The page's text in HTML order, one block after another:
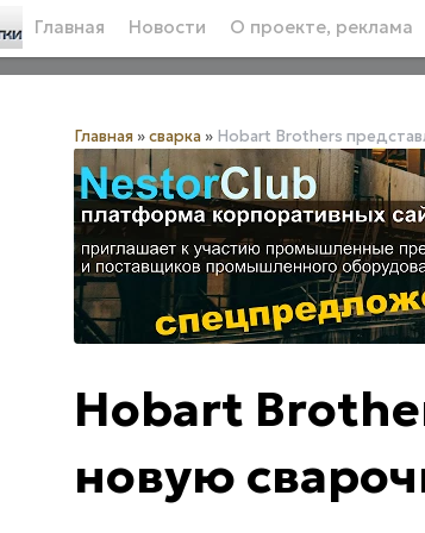
Главная Новости О проекте, реклама
Главная »сварка » Hobart Brothers
Hobart
новую